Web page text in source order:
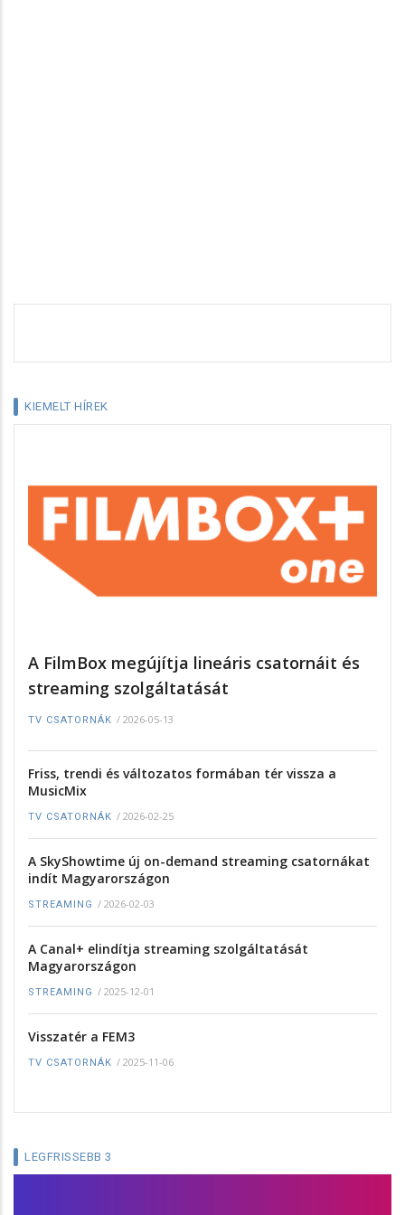
KIEMELT HÍREK
A FilmBox megújítja lineáris csatornáit és
streaming szolgáltatását
TV CSATORNÁK / 2026-05-13
Friss, trendi és változatos formában tér vissza a
MusicMix
TV CSATORNÁK / 2026-02-25
A SkyShowtime új on-demand streaming csatornákat
indít Magyarországon
STREAMING / 2026-02-03
A Canal+ elindítja streaming szolgáltatását
Magyarországon
STREAMING / 2025-12-01
Visszatér a FEM3
TV CSATORNÁK / 2025-11-06
LEGFRISSEBB 3